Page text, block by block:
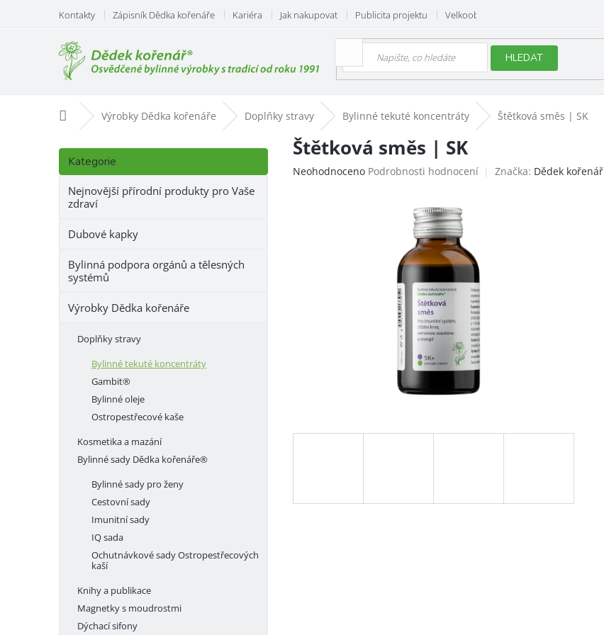
obsah
Kontakty Zápisník Dědka kořenáře Kariéra Jak nakupovat Publicita projektu Velkoobchod
HLEDAT
Domů Výrobky Dědka kořenáře Doplňky stravy Bylinné tekuté koncentráty Štětková směs | SK
P
s
Přeskočit
kategorie
Kategorie
Nejnovější přírodní produkty pro Vaše
zdraví
Dubové kapky
Bylinná podpora orgánů a tělesných
systémů
Výrobky Dědka kořenáře
Doplňky stravy
Bylinné tekuté koncentráty
Gambit®
Bylinné oleje
Ostropestřecové kaše
Kosmetika a mazání
Bylinné sady Dědka kořenáře®
Bylinné sady pro ženy
Cestovní sady
Imunitní sady
IQ sada
Ochutnávkové sady Ostropestřecových
kaší
Knihy a publikace
Magnetky s moudrostmi
Dýchací sifony
Štětková směs | SK
Průměrné
Neohodnoceno Podrobnosti hodnocení Značka: Dědek kořenář